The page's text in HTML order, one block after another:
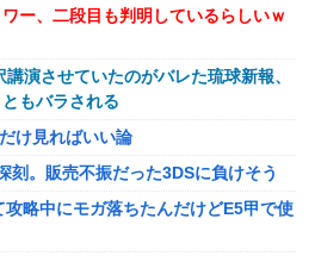
女が怒ってるのか分かんない奴はモテ
勿論わかるよな？？？？？？？
でコーヒーカップを作って大盛りあ
とあると話題に
シリーズが強すぎると話題に【アプ
つき楽しみにしてたら動物の死肉に擬
！
ー、二段目も判明しているらしいｗ
講演させていたのがバレた琉球新報、
もバラされる
け見ればいい論
刻。販売不振だった3DSに負けそう
攻略中にモガ落ちたんだけどE5甲で使